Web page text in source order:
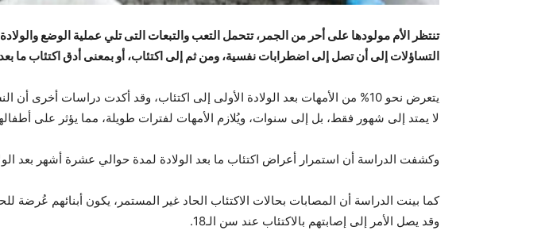
تنتظر الأم مولودها على أحر من الجمر، تتحمل التعب والتبعات التى تلي عملية الوضع
التساؤلات إلى أن تصل إلى اضطرابات نفسية، ومن ثم إلى اكتئاب، أو بمعنى أدق اكتئاب ما بعد
لا يمتد إلى شهور فقط، بل إلى سنوات، ويُلازم الأمهات لفترات طويلة، مما يؤثر على
وكشفت الدراسة أن استمرار أعراض اكتئاب ما بعد الولادة لمدة حوالي عشرة أشهر بعد الولادة،
كما بينت الدراسة أن المصابات بحالات الاكتئاب الحاد غير المستمر، يكون أبنائهم
وقد يصل الأمر إلى إصابتهم بالاكتئاب عند سن الـ18.